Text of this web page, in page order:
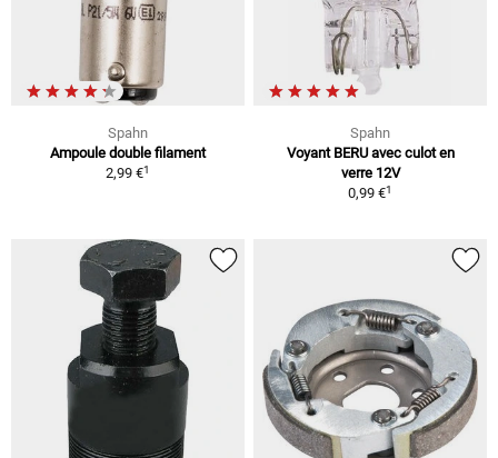
Spahn
Ampoule double filament
2,99 €1
Spahn
Voyant BERU avec culot en
verre 12V
0,99 €1